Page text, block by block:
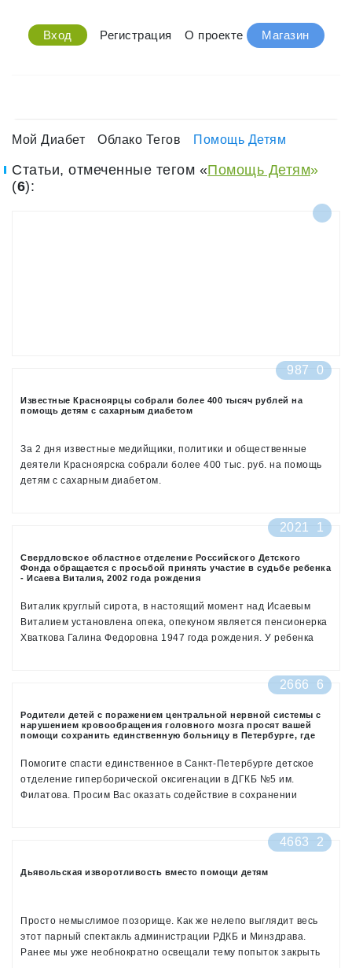
Вход Регистрация О проекте Магазин
Мой Диабет Облако Тегов Помощь Детям
Статьи, отмеченные тегом «Помощь Детям»
(6):
987 0
Известные Красноярцы собрали более 400 тысяч рублей на
помощь детям с сахарным диабетом
За 2 дня известные медийщики, политики и общественные
деятели Красноярска собрали более 400 тыс. руб. на помощь
детям с сахарным диабетом.
2021 1
Свердловское областное отделение Российского Детского
Фонда обращается с просьбой принять участие в судьбе ребенка
- Исаева Виталия, 2002 года рождения
Виталик круглый сирота, в настоящий момент над Исаевым
Виталием установлена опека, опекуном является пенсионерка
Хваткова Галина Федоровна 1947 года рождения. У ребенка
2666 6
Родители детей с поражением центральной нервной системы с
нарушением кровообращения головного мозга просят вашей
помощи сохранить единственную больницу в Петербурге, где
Помогите спасти единственное в Санкт-Петербурге детское
отделение гиперборической оксигенации в ДГКБ №5 им.
Филатова. Просим Вас оказать содействие в сохранении
городской клинической больницы № 5 им. Н.Ф. Филатова.
4663 2
Дьявольская изворотливость вместо помощи детям
Просто немыслимое позорище. Как же нелепо выглядит весь
этот парный спектакль администрации РДКБ и Минздрава.
Ранее мы уже необнократно освещали тему попыток закрыть